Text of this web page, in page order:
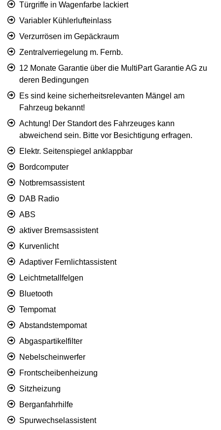
Türgriffe in Wagenfarbe lackiert
Variabler Kühlerlufteinlass
Verzurrösen im Gepäckraum
Zentralverriegelung m. Fernb.
12 Monate Garantie über die MultiPart Garantie AG zu
deren Bedingungen
Es sind keine sicherheitsrelevanten Mängel am
Fahrzeug bekannt!
Achtung! Der Standort des Fahrzeuges kann
abweichend sein. Bitte vor Besichtigung erfragen.
Elektr. Seitenspiegel anklappbar
Bordcomputer
Notbremsassistent
DAB Radio
ABS
aktiver Bremsassistent
Kurvenlicht
Adaptiver Fernlichtassistent
Leichtmetallfelgen
Bluetooth
Tempomat
Abstandstempomat
Abgaspartikelfilter
Nebelscheinwerfer
Frontscheibenheizung
Sitzheizung
Berganfahrhilfe
Spurwechselassistent